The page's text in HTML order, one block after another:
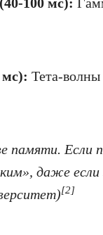
мс): Тета-
памяти. Если
даже
[2]